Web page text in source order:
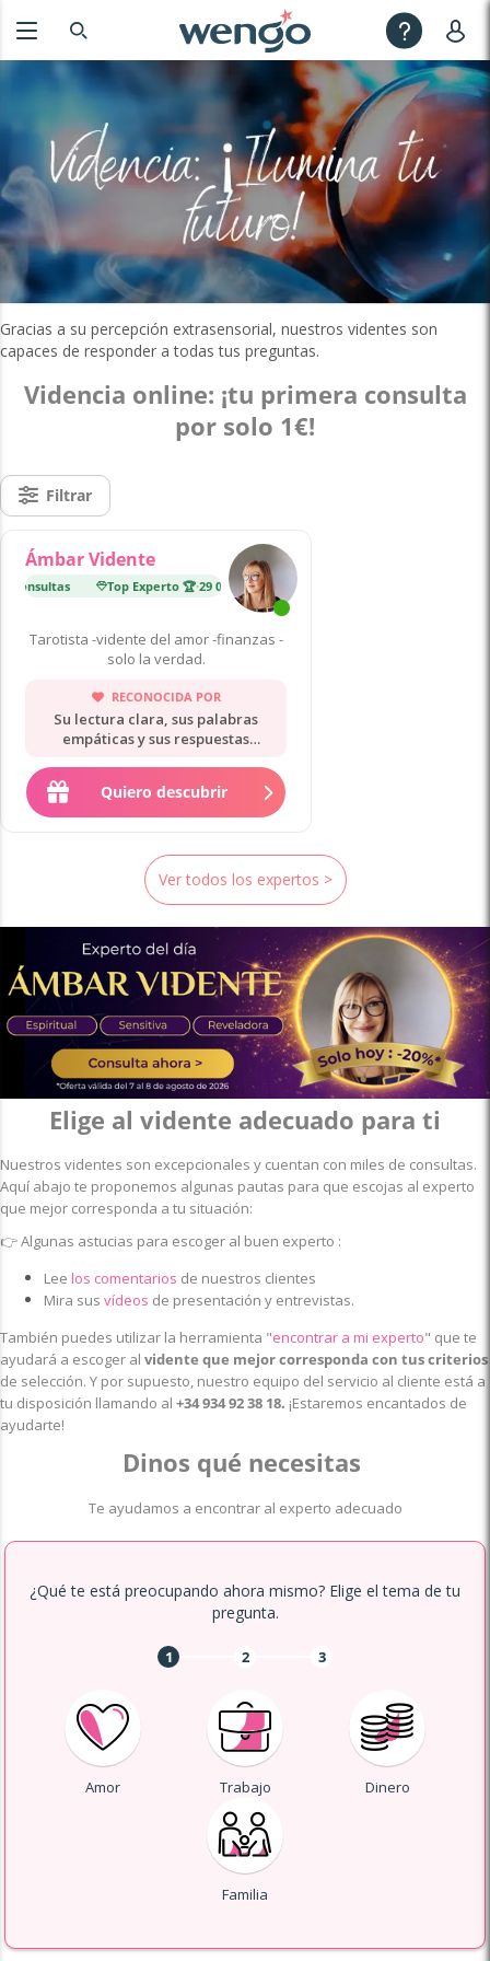
Gracias a su percepción extrasensorial, nuestros videntes son
capaces de responder a todas tus preguntas.
Videncia online: ¡tu primera consulta
por solo 1€!
Filtrar
Ámbar Vidente
Top Experto 🏆 ·29 000 consultas
Tarotista -vidente del amor -finanzas -
solo la verdad.
RECONOCIDA POR
Su lectura clara, sus palabras
empáticas y sus respuestas
Quiero descubrir
Ver todos los expertos >
Elige al vidente adecuado para ti
Nuestros videntes son excepcionales y cuentan con miles de consultas.
Aquí abajo te proponemos algunas pautas para que escojas al experto
que mejor corresponda a tu situación:
👉Algunas astucias para escoger al buen experto :
Lee los comentarios de nuestros clientes
Mira sus vídeos de presentación y entrevistas.
También puedes utilizar la herramienta "encontrar a mi experto" que te
ayudará a escoger al vidente que mejor corresponda con tus criterios
de selección. Y por supuesto, nuestro equipo del servicio al cliente está a
tu disposición llamando al +34 934 92 38 18. ¡Estaremos encantados de
ayudarte!
Dinos qué necesitas
Te ayudamos a encontrar al experto adecuado
¿Qué te está preocupando ahora mismo? Elige el tema de tu
pregunta.
1 2 3
Amor Trabajo Dinero
Familia